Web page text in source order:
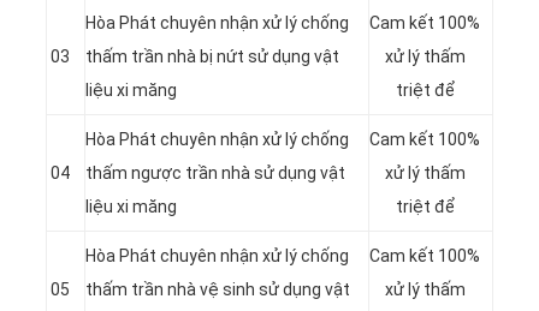
03
Hòa Phát chuyên nhận xử lý chống
thấm trần nhà bị nứt sử dụng vật
liệu xi măng
Cam kết 100%
xử lý thấm
triệt để
04
Hòa Phát chuyên nhận xử lý chống
thấm ngược trần nhà sử dụng vật
liệu xi măng
Cam kết 100%
xử lý thấm
triệt để
05
Hòa Phát chuyên nhận xử lý chống
thấm trần nhà vệ sinh sử dụng vật
Cam kết 100%
xử lý thấm